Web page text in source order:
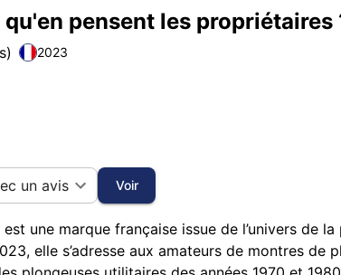
qu'en pensent les propriétaires
) 2023
marque
un avis Voir
est une marque française issue de l’univers de
elle s’adresse aux amateurs de montres